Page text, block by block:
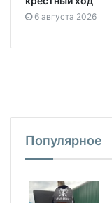
6 августа 2026
Популярное